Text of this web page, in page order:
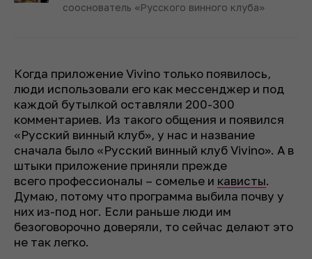
сооснователь «Русского винного клуба»
Когда приложение Vivino только появилось,
люди использовали его как мессенджер и под
каждой бутылкой оставляли 200-300
комментариев. Из такого общения и появился
«Русский винный клуб», у нас и название
сначала было «Русский винный клуб Vivino». А в
штыки приложение приняли прежде
всего профессионалы – сомелье и кависты.
Думаю, потому что программа выбила почву у
них из-под ног. Если раньше люди им
безоговорочно доверяли, то сейчас делают это
не так легко.